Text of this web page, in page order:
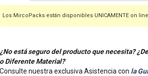
Los MircoPacks están disponibles UNICAMENTE on
¿No está seguro del producto que necesita?
o Diferente Material?
Consulte nuestra exclusiva Asistencia con la